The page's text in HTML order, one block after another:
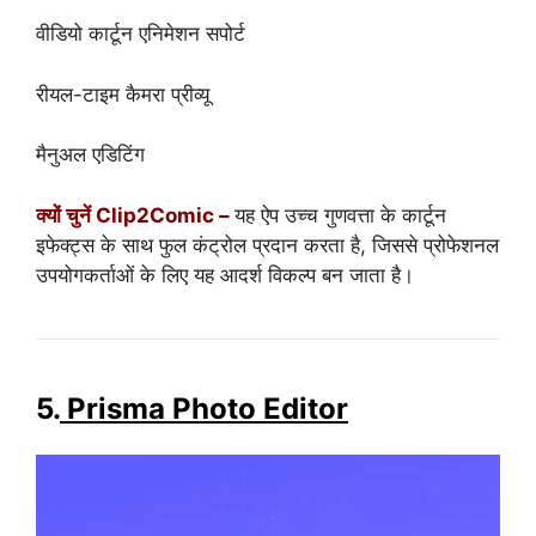
वीडियो कार्टून एनिमेशन सपोर्ट
रीयल-टाइम कैमरा प्रीव्यू
मैनुअल एडिटिंग
क्यों चुनें Clip2Comic –यह ऐप उच्च गुणवत्ता के कार्टून
इफेक्ट्स के साथ फुल कंट्रोल प्रदान करता है, जिससे प्रोफेशनल
उपयोगकर्ताओं के लिए यह आदर्श विकल्प बन जाता है।
5. Prisma Photo Editor